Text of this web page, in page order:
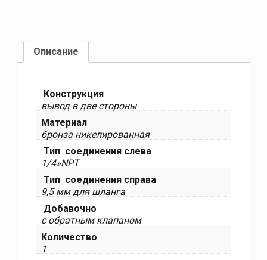
Описание
Конструкция
вывод в две стороны
Материал
бронза никелированная
Тип соединения слева
1/4»NPT
Тип соединения справа
9,5 мм для шланга
Добавочно
с обратным клапаном
Количество
1